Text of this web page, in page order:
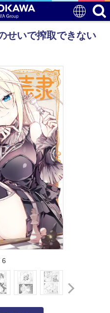
せいで搾取できない
6